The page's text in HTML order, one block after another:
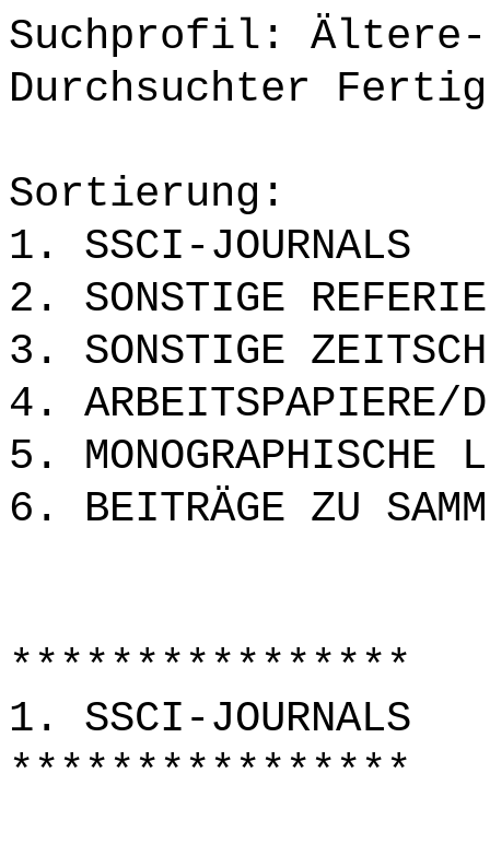
Suchprofil: Ältere-
Durchsuchter
Sortierung:
1. SSCI-JOURNALS
2. SONSTIGE
3. SONSTIGE
4. ARBEITSPAPIERE/
5. MONOGRAPHISCHE
6. BEITRÄGE ZU
****************
1. SSCI-JOURNALS
****************